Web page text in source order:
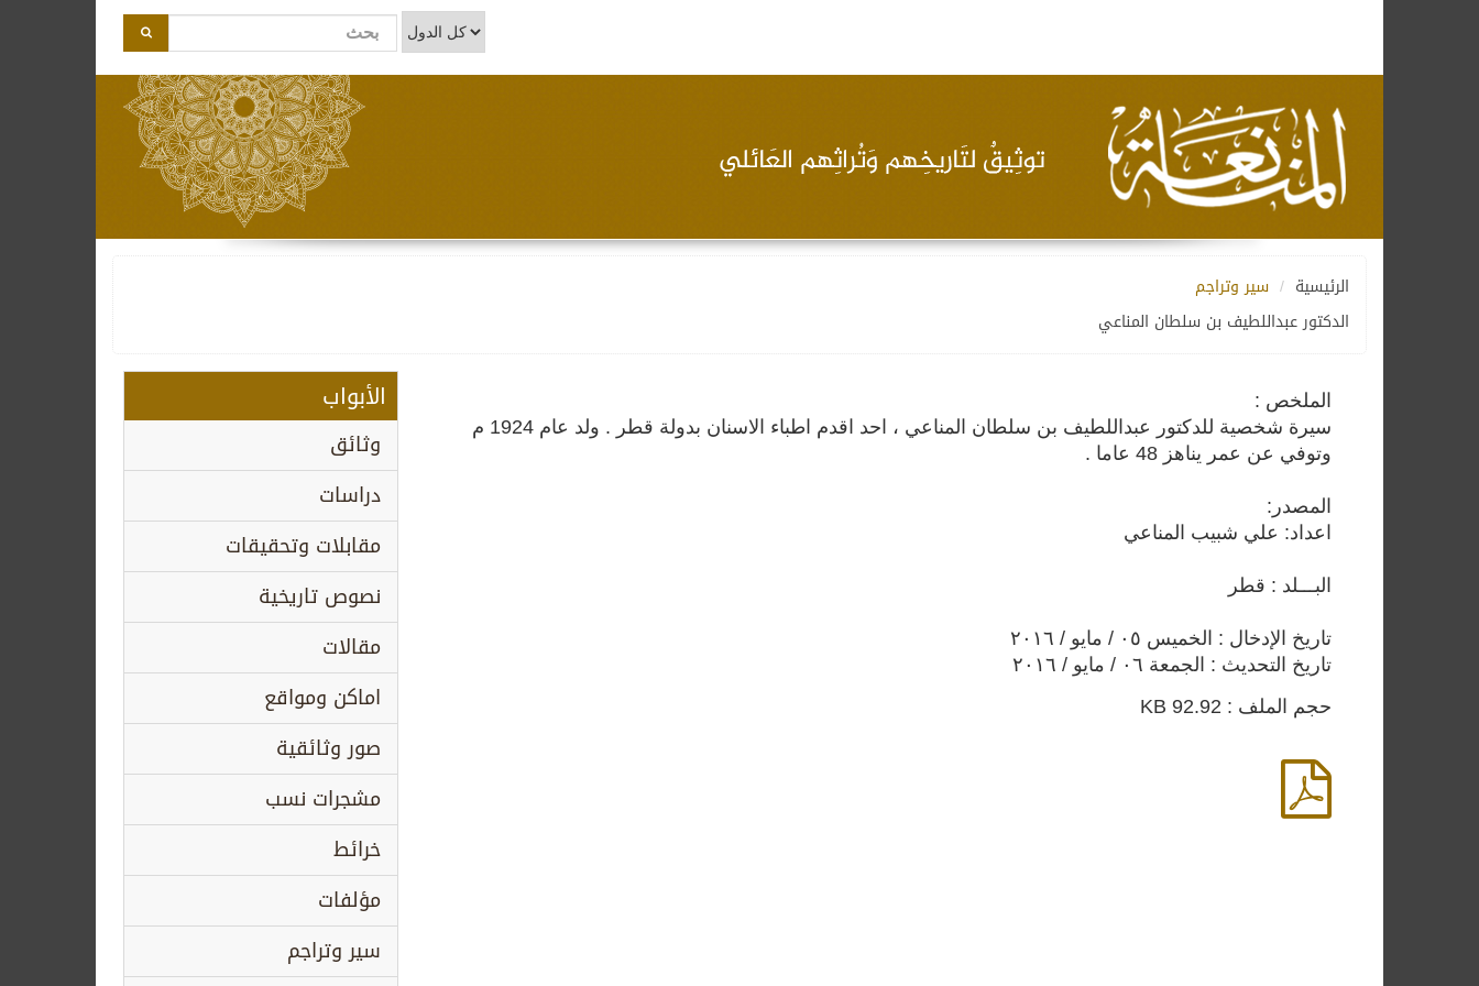
الأبواب
وثائق
دراسات
مقابلات وتحقيقات
نصوص تاريخية
مقالات
اماكن ومواقع
صور وثائقية
مشجرات نسب
خرائط
مؤلفات
سير وتراجم
الرئيسية
سير وتراجم
الدكتور عبداللطيف بن سلطان المناعي
الملخص :
سيرة شخصية للدكتور عبداللطيف بن سلطان المناعي ، احد اقدم اطباء الاسنان بدولة قطر . ولد عام 1924 م
وتوفي عن عمر يناهز 48 عاما .
المصدر:
اعداد: علي شبيب المناعي
البـــلد : قطر
تاريخ الإدخال : الخميس ٠٥ / مايو / ٢٠١٦
تاريخ التحديث : الجمعة ٠٦ / مايو / ٢٠١٦
حجم الملف : 92.92 KB